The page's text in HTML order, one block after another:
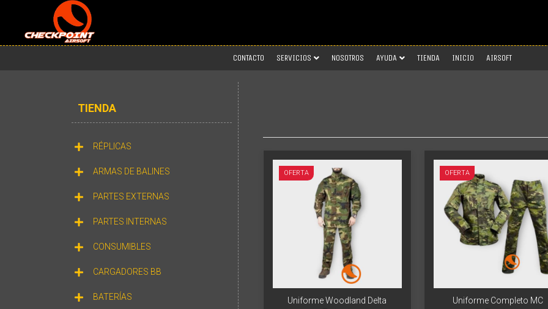
CONTACTO SERVICIOS NOSOTROS AYUDA TIENDA INICIO AIRSOFT
TIENDA
RÉPLICAS
ARMAS DE BALINES
PARTES EXTERNAS
PARTES INTERNAS
CONSUMIBLES
CARGADORES BB
BATERÍAS
OFERTA
Uniforme Woodland Delta
OFERTA
Uniforme Completo MC